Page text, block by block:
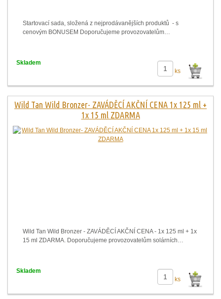
Startovací sada, složená z nejprodávanějších produktů - s
cenovým BONUSEM Doporučujeme provozovatelům…
ks
Skladem
Wild Tan Wild Bronzer- ZAVÁDĚCÍ AKČNÍ CENA 1x 125 ml +
1x 15 ml ZDARMA
Wild Tan Wild Bronzer - ZAVÁDĚCÍ AKČNÍ CENA - 1x 125 ml + 1x
15 ml ZDARMA. Doporučujeme provozovatelům solárních…
ks
Skladem